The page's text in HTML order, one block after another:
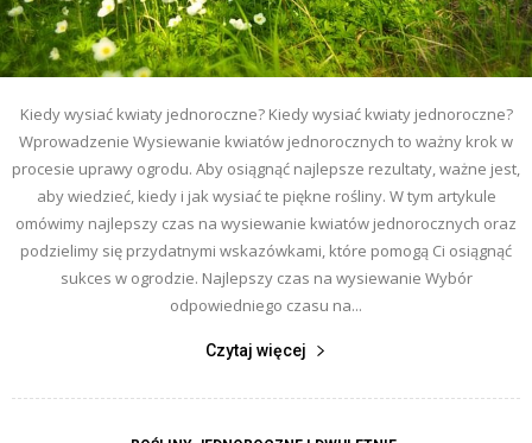
Kiedy wysiać kwiaty jednoroczne? Kiedy wysiać kwiaty jednoroczne?
Wprowadzenie Wysiewanie kwiatów jednorocznych to ważny krok w
procesie uprawy ogrodu. Aby osiągnąć najlepsze rezultaty, ważne jest,
aby wiedzieć, kiedy i jak wysiać te piękne rośliny. W tym artykule
omówimy najlepszy czas na wysiewanie kwiatów jednorocznych oraz
podzielimy się przydatnymi wskazówkami, które pomogą Ci osiągnąć
sukces w ogrodzie. Najlepszy czas na wysiewanie Wybór
odpowiedniego czasu na...
Czytaj więcej